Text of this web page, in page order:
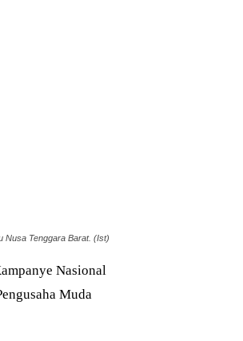
Nusa Tenggara Barat. (Ist)
Nasional
Muda